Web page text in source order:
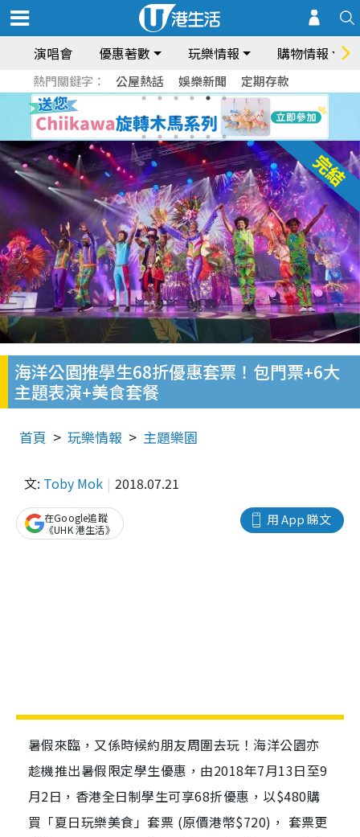
演唱會 優惠著數 玩樂情報 購物情報
熱門關鍵字： 公屋熱話 娛樂新聞 定期存款
海洋公園推學生68折優惠套票！包門票+6大
主題表演+美食套餐
首頁 玩樂情報 主題樂園
文: Toby Mok 2018.07.21
用 App 睇文
在Google追蹤
《UHK 港生活》
暑假來臨，又係時候約朋友周圍去玩！海洋公園亦
趁機推出暑假限定學生優惠，由2018年7月13日至9
月2日，香港全日制學生可享68折優惠，以$480購
買「夏日玩樂美食」套票 (原價港幣$720)， 套票更